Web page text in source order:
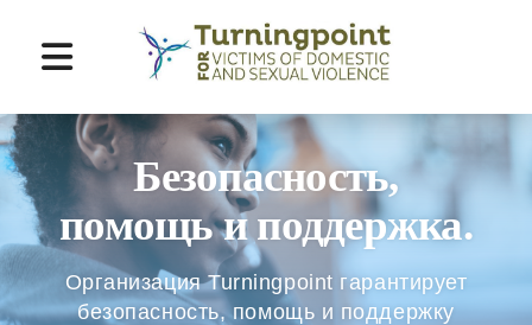
основному
Безопасность,
помощь и поддержка.
Организация Turningpoint гарантирует
безопасность, помощь и поддержку